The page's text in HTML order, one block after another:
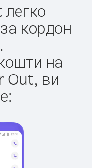
легко
кордон
на
Out, ви